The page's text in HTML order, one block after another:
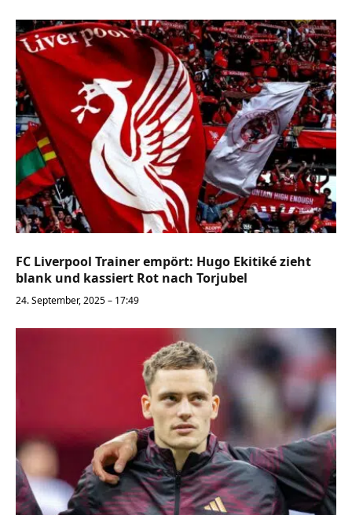
FC Liverpool Trainer empört: Hugo Ekitiké zieht
blank und kassiert Rot nach Torjubel
24. September, 2025 – 17:49